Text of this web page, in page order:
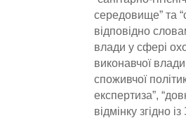
середовище” та
відповідно
влади у сфері
виконавчої
споживчої
експертиза”,
відмінку згідно